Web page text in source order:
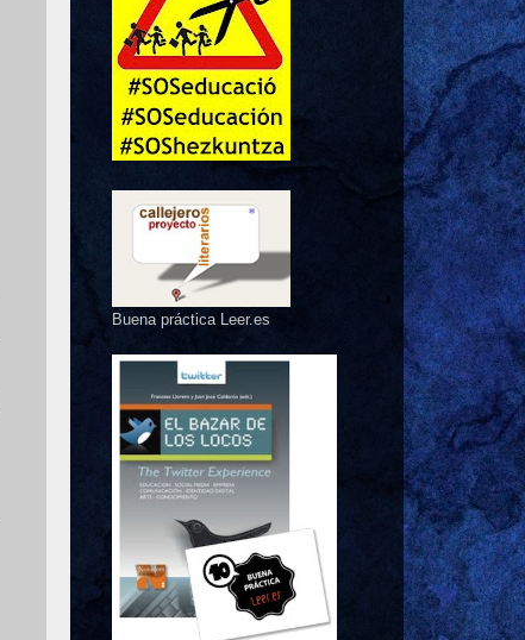
Buena práctica Leer.es